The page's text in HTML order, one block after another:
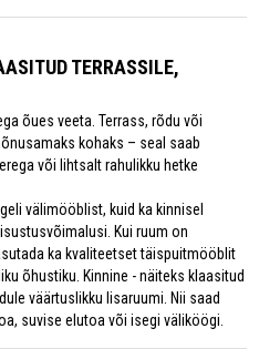
TERRASSILE,
õues veeta. Terrass, rõdu või
kohaks – seal saab
või lihtsalt rahulikku hetke
välimööblist, kuid ka kinnisel
Kui ruum on
ka kvaliteetset täispuitmööblit
õhustiku. Kinnine - näiteks klaasitud
väärtuslikku lisaruumi. Nii saad
suvise elutoa või isegi väliköögi.